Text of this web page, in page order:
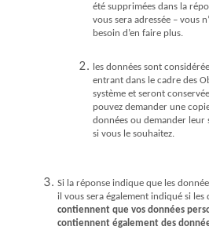
été supprimées dans la
vous sera adressée – vous
besoin d’en faire plus.
les données sont
entrant dans le cadre des
système et seront
pouvez demander une
données ou demander leur
si vous le souhaitez.
Si la réponse indique que les
il vous sera également indiqué si les
contiennent que vos données
contiennent également des